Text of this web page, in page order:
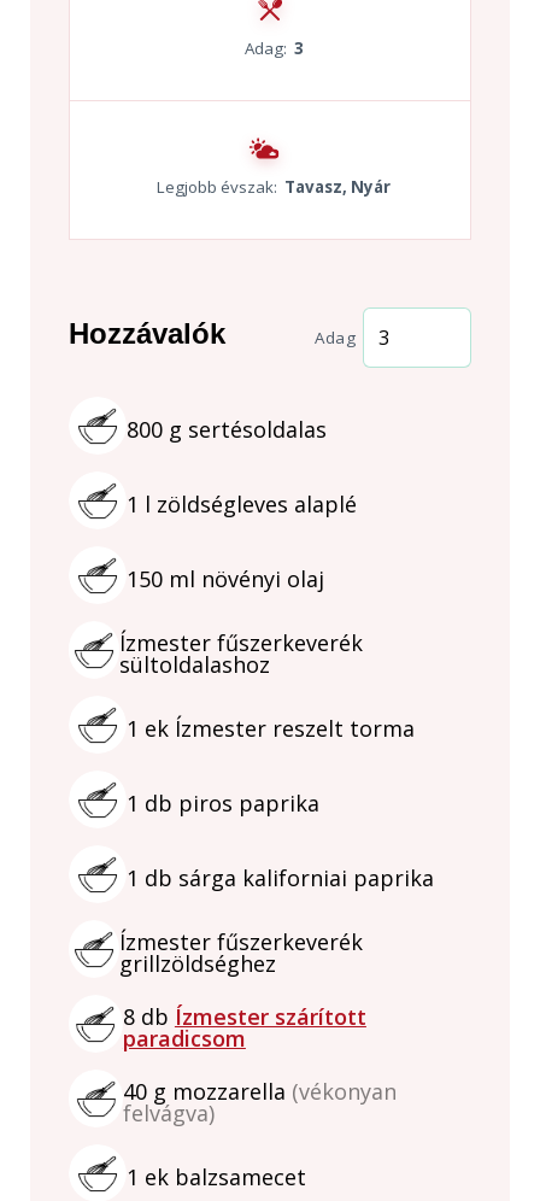
Adag: 3
Legjobb évszak: Tavasz, Nyár
Hozzávalók Adag
800 g sertésoldalas
1 l zöldségleves alaplé
150 ml növényi olaj
Ízmester fűszerkeverék
sültoldalashoz
1 ek Ízmester reszelt torma
1 db piros paprika
1 db sárga kaliforniai paprika
Ízmester fűszerkeverék
grillzöldséghez
8 db Ízmester szárított
paradicsom
40 g mozzarella (vékonyan
felvágva)
1 ek balzsamecet